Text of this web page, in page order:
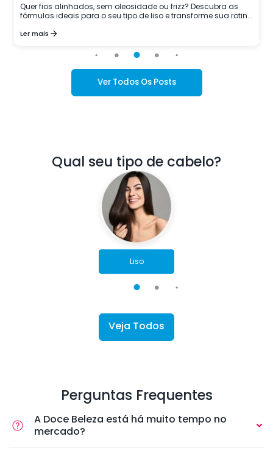
diferenciar a caspa de outras condições e recupere a saúde
dos seus ...
Ler mais
Ver Todos Os Posts
Qual seu tipo de cabelo?
Liso
Veja Todos
Perguntas Frequentes
A Doce Beleza está há muito tempo no
mercado?